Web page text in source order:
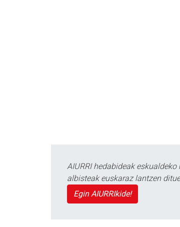
AIURRI hedabideak
albisteak euskaraz lantzen
Egin AIURRIkide!